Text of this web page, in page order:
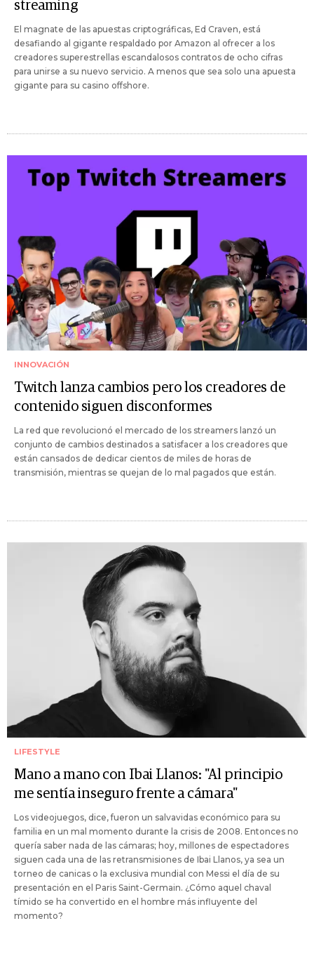
streaming
El magnate de las apuestas criptográficas, Ed Craven, está
desafiando al gigante respaldado por Amazon al ofrecer a los
creadores superestrellas escandalosos contratos de ocho cifras
para unirse a su nuevo servicio. A menos que sea solo una apuesta
gigante para su casino offshore.
INNOVACIÓN
Twitch lanza cambios pero los creadores de
contenido siguen disconformes
La red que revolucionó el mercado de los streamers lanzó un
conjunto de cambios destinados a satisfacer a los creadores que
están cansados de dedicar cientos de miles de horas de
transmisión, mientras se quejan de lo mal pagados que están.
LIFESTYLE
Mano a mano con Ibai Llanos: "Al principio
me sentía inseguro frente a cámara"
Los videojuegos, dice, fueron un salvavidas económico para su
familia en un mal momento durante la crisis de 2008. Entonces no
quería saber nada de las cámaras; hoy, millones de espectadores
siguen cada una de las retransmisiones de Ibai Llanos, ya sea un
torneo de canicas o la exclusiva mundial con Messi el día de su
presentación en el Paris Saint-Germain. ¿Cómo aquel chaval
tímido se ha convertido en el hombre más influyente del
momento?